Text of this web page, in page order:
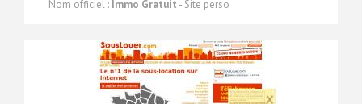
Nom officiel : Immo Gratuit - Site perso